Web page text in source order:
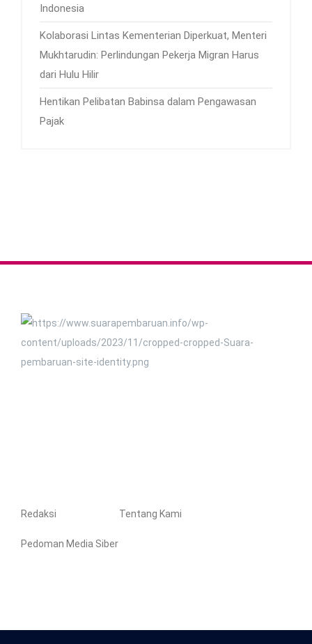
Indonesia
Kolaborasi Lintas Kementerian Diperkuat, Menteri
Mukhtarudin: Perlindungan Pekerja Migran Harus
dari Hulu Hilir
Hentikan Pelibatan Babinsa dalam Pengawasan
Pajak
Redaksi Tentang Kami
Pedoman Media Siber